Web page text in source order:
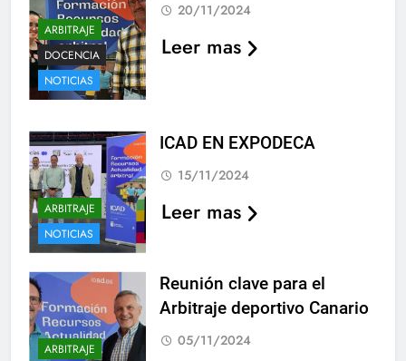
ARBITRAJE
DOCENCIA
NOTICIAS
20/11/2024
Leer mas
ARBITRAJE
NOTICIAS
ICAD EN EXPODECA
15/11/2024
Leer mas
ARBITRAJE
Reunión clave para el
Arbitraje deportivo Canario
05/11/2024